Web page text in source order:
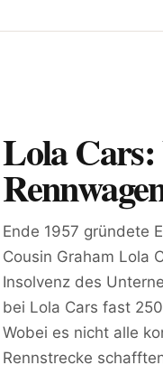
Lola
Ende 1957 gründete
Cousin Graham Lola
Insolvenz des
bei Lola Cars fast
Wobei es nicht alle
Rennstrecke